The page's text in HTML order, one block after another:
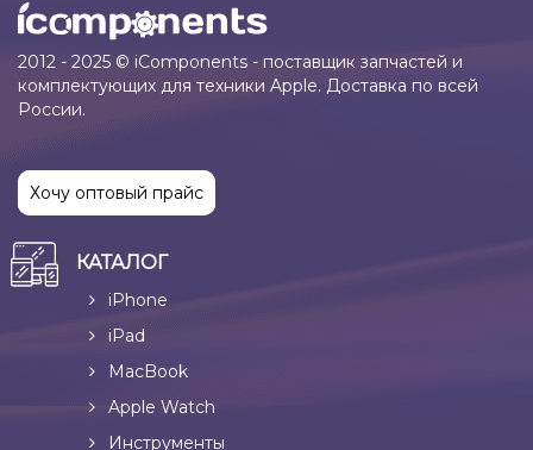
2012 - 2025 © iComponents - поставщик запчастей и
комплектующих для техники Apple. Доставка по всей
России.
Хочу оптовый прайс
КАТАЛОГ
iPhone
iPad
MacBook
Apple Watch
Инструменты